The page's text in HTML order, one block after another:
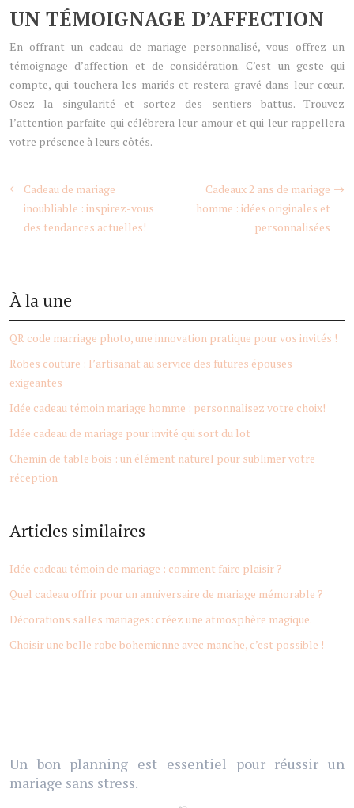
UN TÉMOIGNAGE D’AFFECTION
En offrant un cadeau de mariage personnalisé, vous offrez un
témoignage d’affection et de considération. C’est un geste qui
compte, qui touchera les mariés et restera gravé dans leur cœur.
Osez la singularité et sortez des sentiers battus. Trouvez
l’attention parfaite qui célébrera leur amour et qui leur rappellera
votre présence à leurs côtés.
Cadeau de mariage
inoubliable : inspirez-vous
des tendances actuelles!
Cadeaux 2 ans de mariage
homme : idées originales et
personnalisées
À la une
QR code marriage photo, une innovation pratique pour vos invités !
Robes couture : l’artisanat au service des futures épouses
exigeantes
Idée cadeau témoin mariage homme : personnalisez votre choix!
Idée cadeau de mariage pour invité qui sort du lot
Chemin de table bois : un élément naturel pour sublimer votre
réception
Articles similaires
Idée cadeau témoin de mariage : comment faire plaisir ?
Quel cadeau offrir pour un anniversaire de mariage mémorable ?
Décorations salles mariages: créez une atmosphère magique.
Choisir une belle robe bohemienne avec manche, c’est possible !
Un bon planning est essentiel pour réussir un
mariage sans stress.